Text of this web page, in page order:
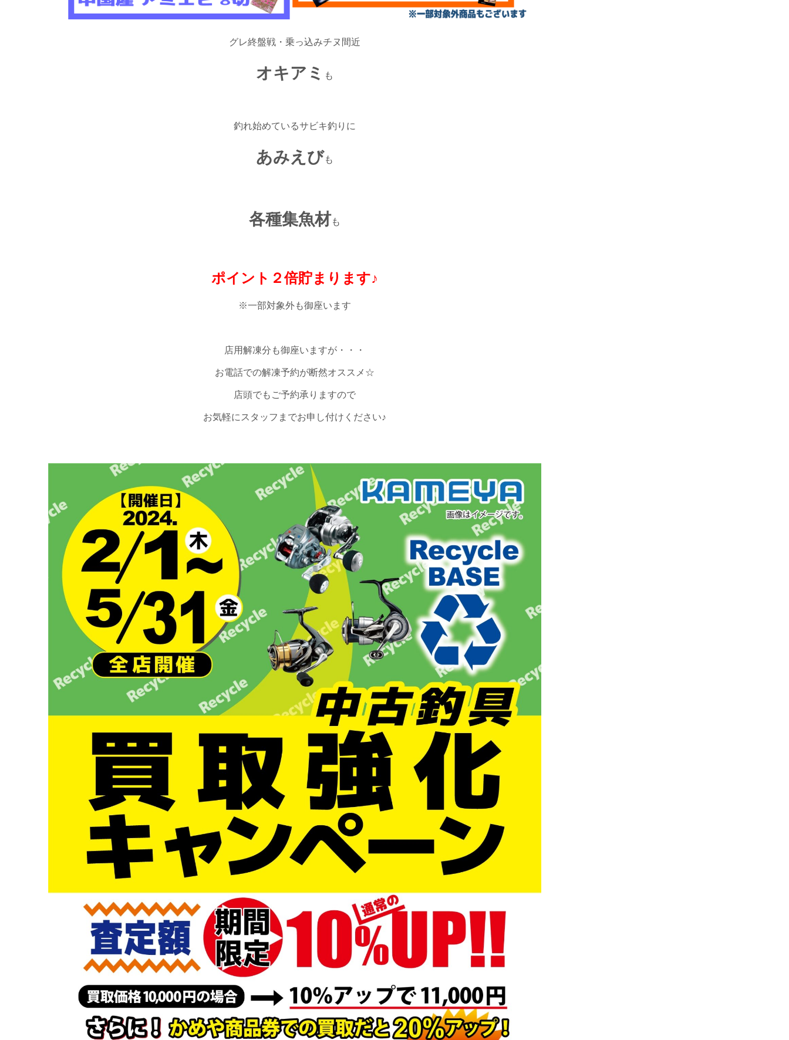
グレ終盤戦・乗っ込みチヌ間近
オキアミ も
釣れ始めているサビキ釣りに
あみえびも
各種集魚材も
ポイント２倍貯まります♪
※一部対象外も御座います
店用解凍分も御座いますが・・・
お電話での解凍予約が断然オススメ☆
店頭でもご予約承りますので
お気軽にスタッフまでお申し付けください♪